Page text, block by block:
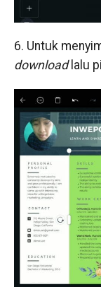
6. Untuk
downloadlalu